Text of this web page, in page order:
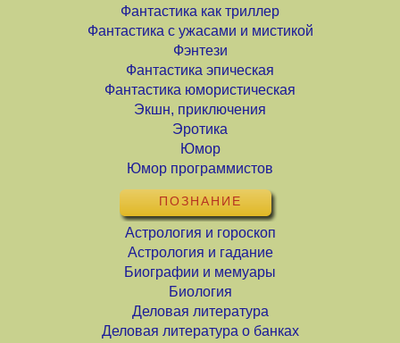
Фантастика как триллер
Фантастика с ужасами и мистикой
Фэнтези
Фантастика эпическая
Фантастика юмористическая
Экшн, приключения
Эротика
Юмор
Юмор программистов
ПОЗНАНИЕ
Астрология и гороскоп
Астрология и гадание
Биографии и мемуары
Биология
Деловая литература
Деловая литература о банках